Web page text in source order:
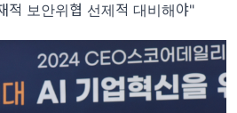
적 보안위협 선제적 대비해야"